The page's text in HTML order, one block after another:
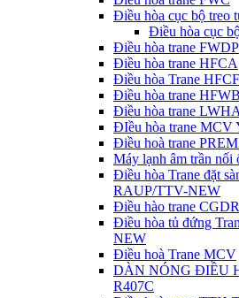
Điều hòa cục bộ treo
Điều hòa cục
Điều hòa trane FWDP
Điều hòa trane HFCA
Điều hòa Trane HFCF
Điều hòa trane HFWB
Điều hòa trane LWHA
ĐIều hòa trane MCV
Điều hoà trane
Máy lạnh âm trần
Điều hòa Trane đặt
RAUP/TTV-NEW
Điều hào trane CGDR
Điều hòa tủ đứng
NEW
Điều hoà Trane MCV
DÀN NÓNG ĐIỀU
R407C